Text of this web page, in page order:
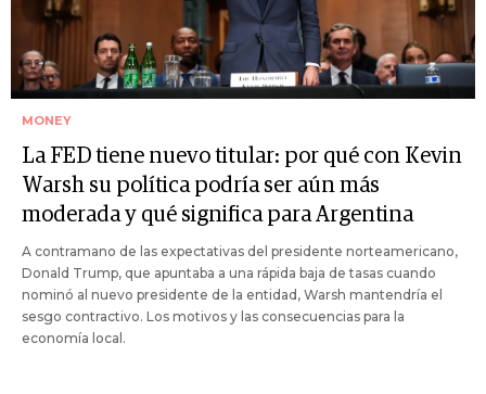
MONEY
La FED tiene nuevo titular: por qué con Kevin
Warsh su política podría ser aún más
moderada y qué significa para Argentina
A contramano de las expectativas del presidente norteamericano,
Donald Trump, que apuntaba a una rápida baja de tasas cuando
nominó al nuevo presidente de la entidad, Warsh mantendría el
sesgo contractivo. Los motivos y las consecuencias para la
economía local.